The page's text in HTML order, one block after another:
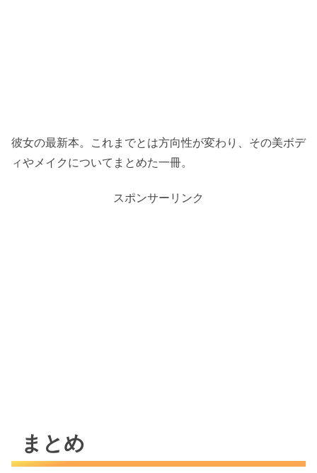
彼女の最新本。これまでとは方向性が変わり、その美ボデ
ィやメイクについてまとめた一冊。
スポンサーリンク
まとめ